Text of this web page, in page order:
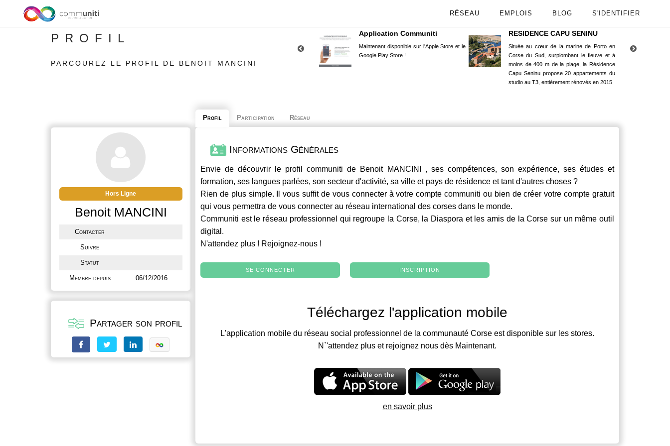
RÉSEAU EMPLOIS BLOG S'IDENTIFIER
PROFIL
PARCOUREZ LE PROFIL DE BENOIT MANCINI
Application Communiti
Maintenant disponible sur l'Apple Store et le
Google Play Store !
RESIDENCE CAPU SENINU
Située au cœur de la marine de Porto en
Corse du Sud, surplombant le fleuve et à
moins de 400 m de la plage, la Résidence
Capu Seninu propose 20 appartements du
studio au T3, entièrement rénovés en 2015.
Hors Ligne
Benoit MANCINI
Contacter
Suivre
Statut
Membre depuis 06/12/2016
Partager son profil
Profil Participation Réseau
Informations Générales
Envie de découvrir le profilcommuniti de Benoit MANCINI , ses compétences, son expérience, ses études et
formation, ses langues parlées, son secteur d'activité, sa ville et pays de résidence et tant d'autres choses ?
Rien de plus simple. Il vous suffit de vous connecter à votre comptecommuniti ou bien de créer votre compte gratuit
qui vous permettra de vous connecter au réseau international des corses dans le monde.
Communiti est le réseau professionnel qui regroupe la Corse, la Diaspora et les amis de la Corse sur un même outil
digital.
N'attendez plus ! Rejoignez-nous !
SE CONNECTER INSCRIPTION
Téléchargez l'application mobile
L'application mobile du réseau social professionnel de la communauté Corse est disponible sur les stores.
N`'attendez plus et rejoignez nous dès Maintenant.
en savoir plus